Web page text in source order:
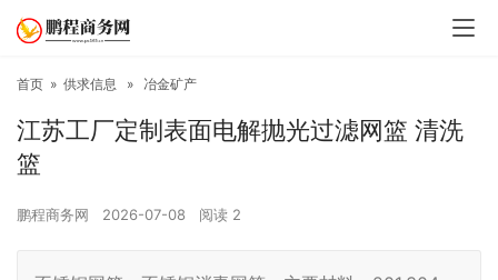
首页 » 供求信息 » 冶金矿产
江苏工厂定制表面电解抛光过滤网篮 清洗
篮
鹏程商务网 2026-07-08 阅读 2